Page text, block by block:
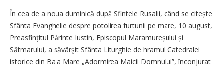
În cea de a noua duminică după Sfintele Rusalii, când se citește
Sfânta Evanghelie despre potolirea furtunii pe mare, 10 august,
Prea­sfin­țitul Părinte Iustin, Episcopul Mara­mu­reșului și
Sătmarului, a săvârşit Sfânta Liturghie de hramul Catedralei
istorice din Baia Mare „Adormirea Maicii Domnului”, înconjurat